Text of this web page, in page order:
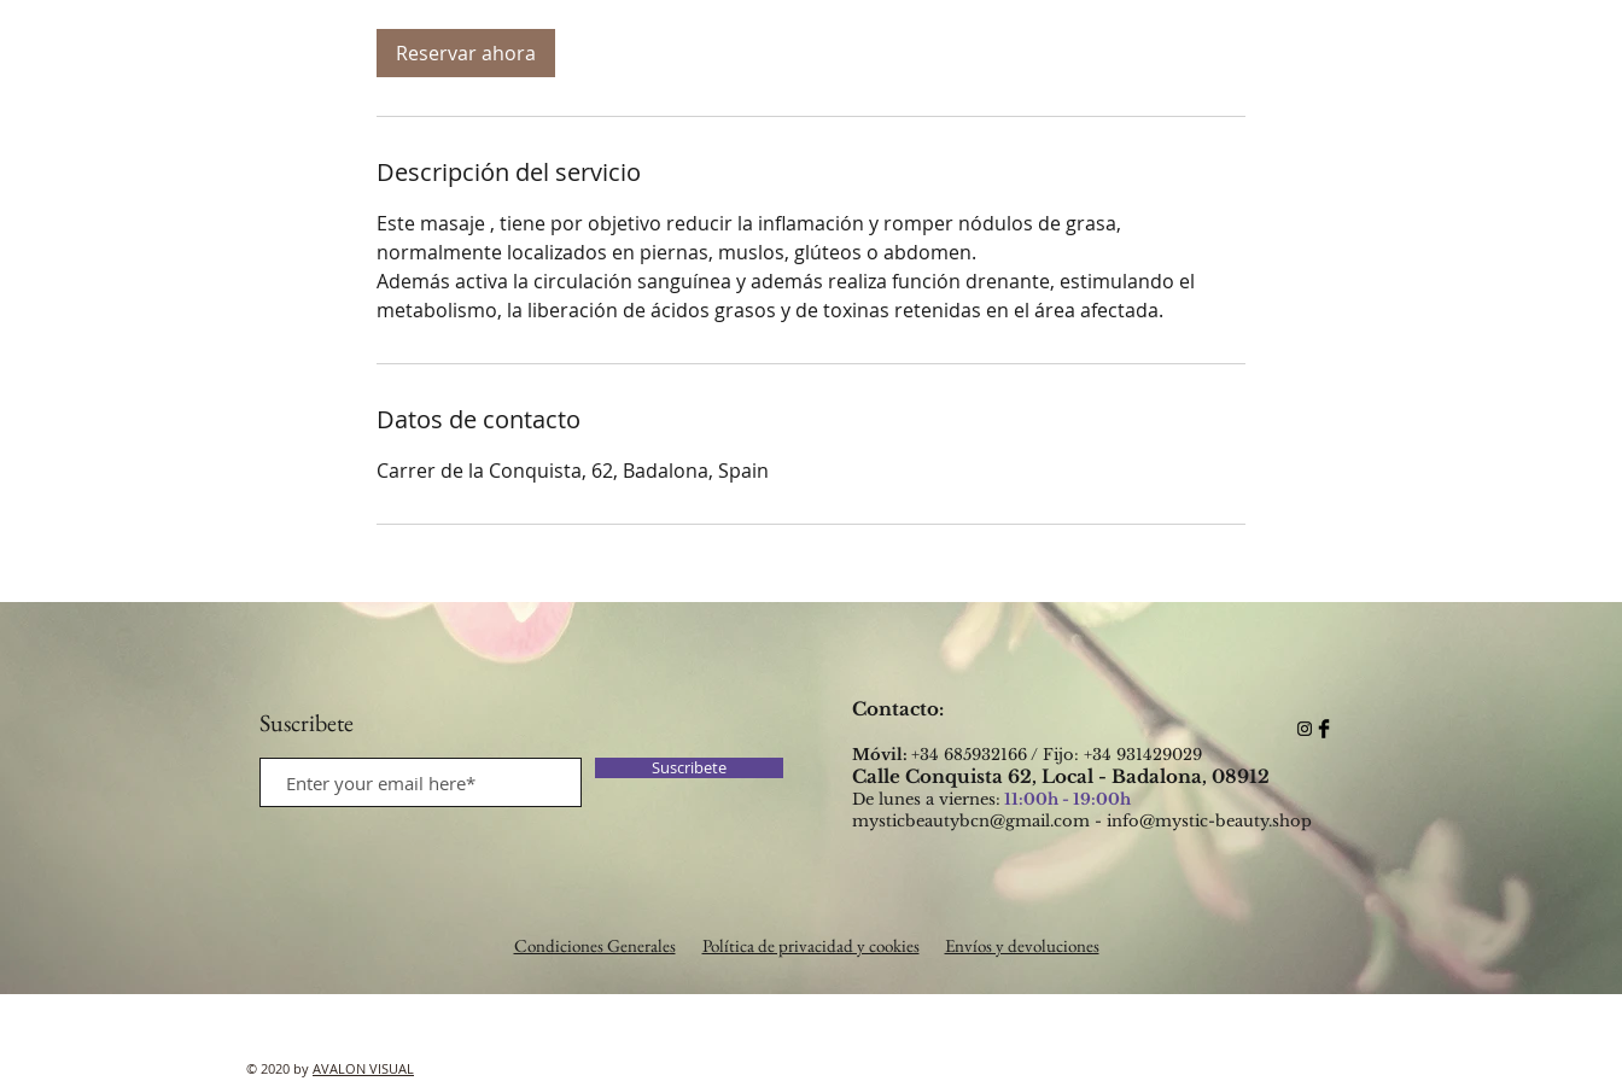
i
Reservar ahora
Descripción del servicio
Este masaje , tiene por objetivo reducir la inflamación y romper nódulos de grasa,
normalmente localizados en piernas, muslos, glúteos o abdomen.
Además activa la circulación sanguínea y además realiza función drenante, estimulando el
metabolismo, la liberación de ácidos grasos y de toxinas retenidas en el área afectada.
Datos de contacto
Carrer de la Conquista, 62, Badalona, Spain
Suscribete
Suscribete
Contacto:​
Móvil: +34 685932166 / Fijo: +34 931429029
Calle Conquista 62, Local - Badalona, 08912
De lunes a viernes: 11:00h - 19:00h
mysticbeautybcn@gmail.com - info@mystic-beauty.shop
Condiciones Generales Política de privacidad y cookies Envíos y devoluciones
© 2020 by AVALON VISUAL